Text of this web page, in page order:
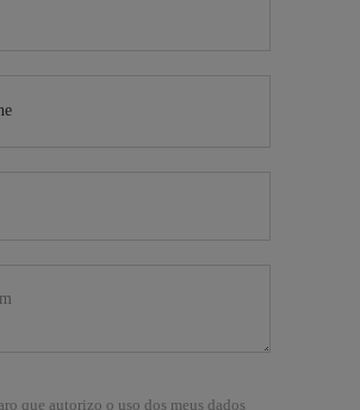
que autorizo o uso dos meus dados